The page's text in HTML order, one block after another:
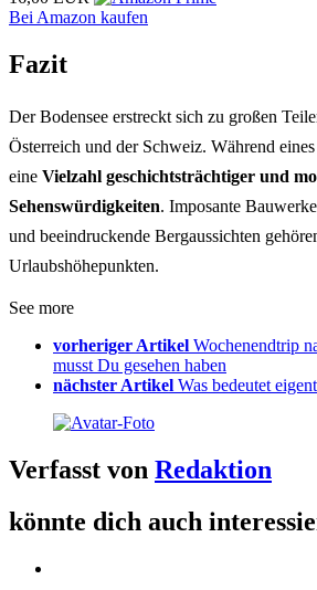
Bei Amazon kaufen
Fazit
Der Bodensee erstreckt sich zu großen
Österreich und der Schweiz. Während
eine Vielzahl geschichtsträchtiger und
Sehenswürdigkeiten. Imposante
und beeindruckende Bergaussichten
Urlaubshöhepunkten.
See more
vorheriger Artikel Wochenendtrip
musst Du gesehen haben
nächster Artikel Was bedeutet
Verfasst von Redaktion
könnte dich auch